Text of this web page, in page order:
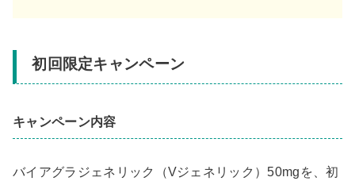
初回限定キャンペーン
キャンペーン内容
バイアグラジェネリック（Vジェネリック）50mgを、初